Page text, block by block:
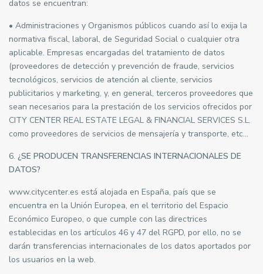
datos se encuentran:
• Administraciones y Organismos públicos cuando así lo exija la
normativa fiscal, laboral, de Seguridad Social o cualquier otra
aplicable. Empresas encargadas del tratamiento de datos
(proveedores de detección y prevención de fraude, servicios
tecnológicos, servicios de atención al cliente, servicios
publicitarios y marketing, y, en general, terceros proveedores que
sean necesarios para la prestación de los servicios ofrecidos por
CITY CENTER REAL ESTATE LEGAL & FINANCIAL SERVICES S.L.
como proveedores de servicios de mensajería y transporte, etc…
6. ¿SE PRODUCEN TRANSFERENCIAS INTERNACIONALES DE
DATOS?
www.citycenter.es está alojada en España, país que se
encuentra en la Unión Europea, en el territorio del Espacio
Económico Europeo, o que cumple con las directrices
establecidas en los artículos 46 y 47 del RGPD, por ello, no se
darán transferencias internacionales de los datos aportados por
los usuarios en la web.